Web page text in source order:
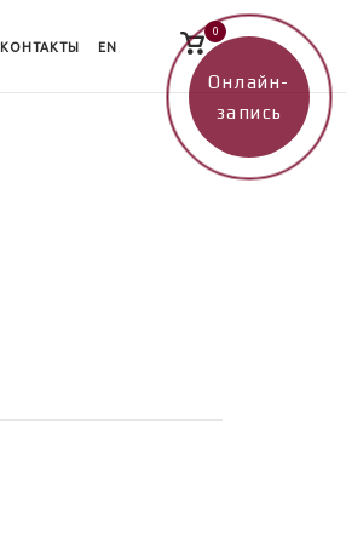
КОНТАКТЫ EN
Просмотр
корзины
покупок
0
Онлайн-
запись